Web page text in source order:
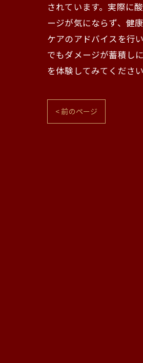
されています。実際に
ージが気にならず、健
ケアのアドバイスを行
でもダメージが蓄積し
を体験してみてください
< 前のページ